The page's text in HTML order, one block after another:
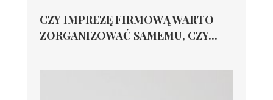
CZY IMPREZĘ FIRMOWĄ WARTO
ZORGANIZOWAĆ SAMEMU, CZY...